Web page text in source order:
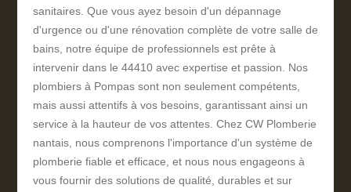
sanitaires. Que vous ayez besoin d'un dépannage
d'urgence ou d'une rénovation complète de votre salle de
bains, notre équipe de professionnels est prête à
intervenir dans le 44410 avec expertise et passion. Nos
plombiers à Pompas sont non seulement compétents,
mais aussi attentifs à vos besoins, garantissant ainsi un
service à la hauteur de vos attentes. Chez CW Plomberie
nantais, nous comprenons l'importance d'un système de
plomberie fiable et efficace, et nous nous engageons à
vous fournir des solutions de qualité, durables et sur